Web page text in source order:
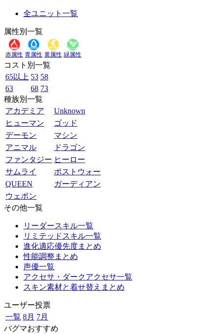
全ユニット一覧
属性別一覧
赤属性 青属性 黄属性 緑属性
コスト別一覧
65以上 53 58
63
68 73
種族別一覧
アカデミア
Unknown
ヒューマン
ゴッド
デーモン
マシン
アニマル
ドラゴン
ファンタジー ヒーロー
サムライ
ポストウォー
QUEEN
ガーディアン
ウェポン
その他一覧
リーダースキル一覧
リミテッドスキル一覧
進化適応優先度まとめ
性能調整まとめ
声優一覧
アクセサ・ダークアクセサ一覧
スキン素材と着せ替えまとめ
ユーザー投票
一覧 8月 7月
バグマおすすめ